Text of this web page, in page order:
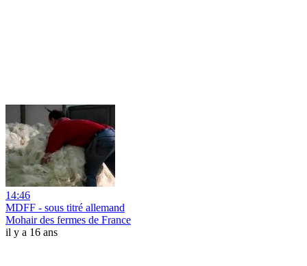
14:46
MDFF - sous titré allemand
Mohair des fermes de France
il y a 16 ans